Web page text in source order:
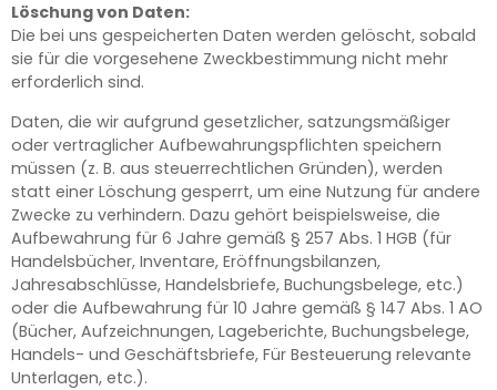
Löschung von Daten:
Die bei uns gespeicherten Daten werden gelöscht, sobald
sie für die vorgesehene Zweckbestimmung nicht mehr
erforderlich sind.
Daten, die wir aufgrund gesetzlicher, satzungsmäßiger
oder vertraglicher Aufbewahrungspflichten speichern
müssen (z. B. aus steuerrechtlichen Gründen), werden
statt einer Löschung gesperrt, um eine Nutzung für andere
Zwecke zu verhindern. Dazu gehört beispielsweise, die
Aufbewahrung für 6 Jahre gemäß § 257 Abs. 1 HGB (für
Handelsbücher, Inventare, Eröffnungsbilanzen,
Jahresabschlüsse, Handelsbriefe, Buchungsbelege, etc.)
oder die Aufbewahrung für 10 Jahre gemäß § 147 Abs. 1 AO
(Bücher, Aufzeichnungen, Lageberichte, Buchungsbelege,
Handels- und Geschäftsbriefe, Für Besteuerung relevante
Unterlagen, etc.).